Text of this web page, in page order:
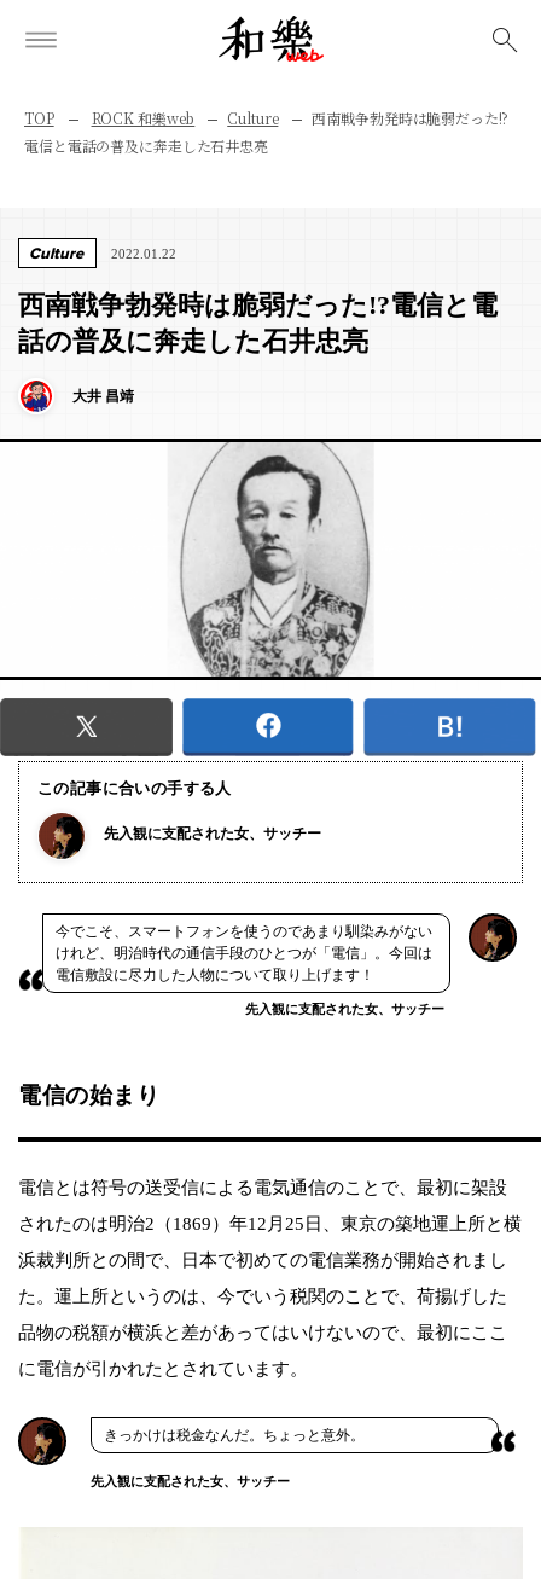
TOP ROCK 和樂web Culture
西南戦争勃発時は脆弱だった!?
電信と電話の普及に奔走した石井忠亮
Culture 2022.01.22
西南戦争勃発時は脆弱だった!?電信と電
話の普及に奔走した石井忠亮
大井 昌靖
この記事に合いの手する人
先入観に支配された女、サッチー
今でこそ、スマートフォンを使うのであまり馴染みがない
けれど、明治時代の通信手段のひとつが「電信」。今回は
電信敷設に尽力した人物について取り上げます！
先入観に支配された女、サッチー
電信の始まり
電信とは符号の送受信による電気通信のことで、最初に架設
されたのは明治2（1869）年12月25日、東京の築地運上所と横
浜裁判所との間で、日本で初めての電信業務が開始されまし
た。運上所というのは、今でいう税関のことで、荷揚げした
品物の税額が横浜と差があってはいけないので、最初にここ
に電信が引かれたとされています。
きっかけは税金なんだ。ちょっと意外。
先入観に支配された女、サッチー